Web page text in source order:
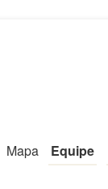
Mapa Equipe